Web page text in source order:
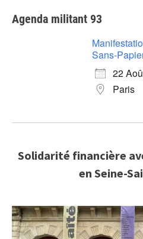
Agenda militant 93
Sans-
22
Paris
Solidarité financière
en Seine-